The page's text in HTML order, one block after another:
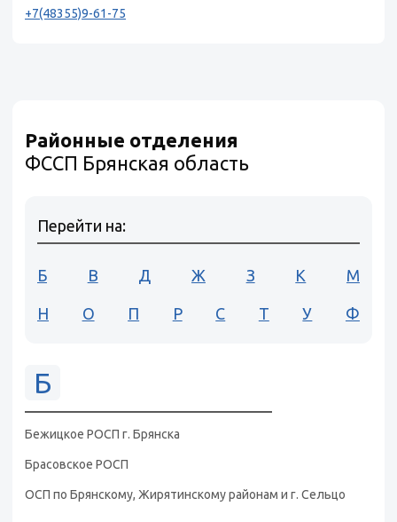
+7(48355)9-61-75
Районные отделения
ФССП Брянская область
Перейти на:
Б В Д Ж З К М
Н О П Р С Т У Ф
Б
Бежицкое РОСП г. Брянска
Брасовское РОСП
ОСП по Брянскому, Жирятинскому районам и г. Сельцо